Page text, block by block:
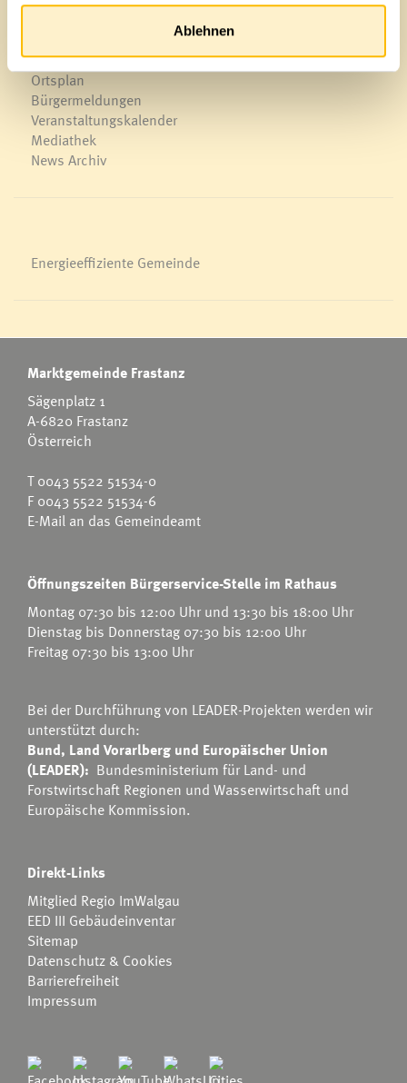
Ablehnen
Schnellzugriff
Veröffentlichungsportal
Blackout
Ortsplan
Bürgermeldungen
Veranstaltungskalender
Mediathek
News Archiv
Energieeffiziente Gemeinde
Marktgemeinde Frastanz
Sägenplatz 1
A-6820 Frastanz
Österreich
T0043 5522 51534-0
F 0043 5522 51534-6
E-Mail an das Gemeindeamt
Öffnungszeiten Bürgerservice-Stelle im Rathaus
Montag 07:30 bis 12:00 Uhr und 13:30 bis 18:00 Uhr
Dienstag bis Donnerstag 07:30 bis 12:00 Uhr
Freitag 07:30 bis 13:00 Uhr
Bei der Durchführung von LEADER-Projekten werden wir
unterstützt durch:
Bund, Land Vorarlberg und Europäischer Union
(LEADER): Bundesministerium für Land- und
Forstwirtschaft Regionen und Wasserwirtschaft und
Europäische Kommission.
Direkt-Links
Mitglied Regio ImWalgau
EED III Gebäudeinventar
Sitemap
Datenschutz & Cookies
Barrierefreiheit
Impressum